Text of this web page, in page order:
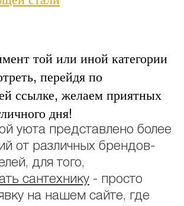
той или иной категории
перейдя по
ссылке, желаем приятных
дня!
уюта представлено более
от различных брендов-
для того,
сантехнику - просто
на нашем сайте, где